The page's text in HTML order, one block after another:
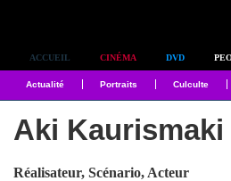
ACCUEIL CINÉMA DVD
Actualité Portraits Culculte
Aki Kaurismaki
Réalisateur, Scénario, Acteur